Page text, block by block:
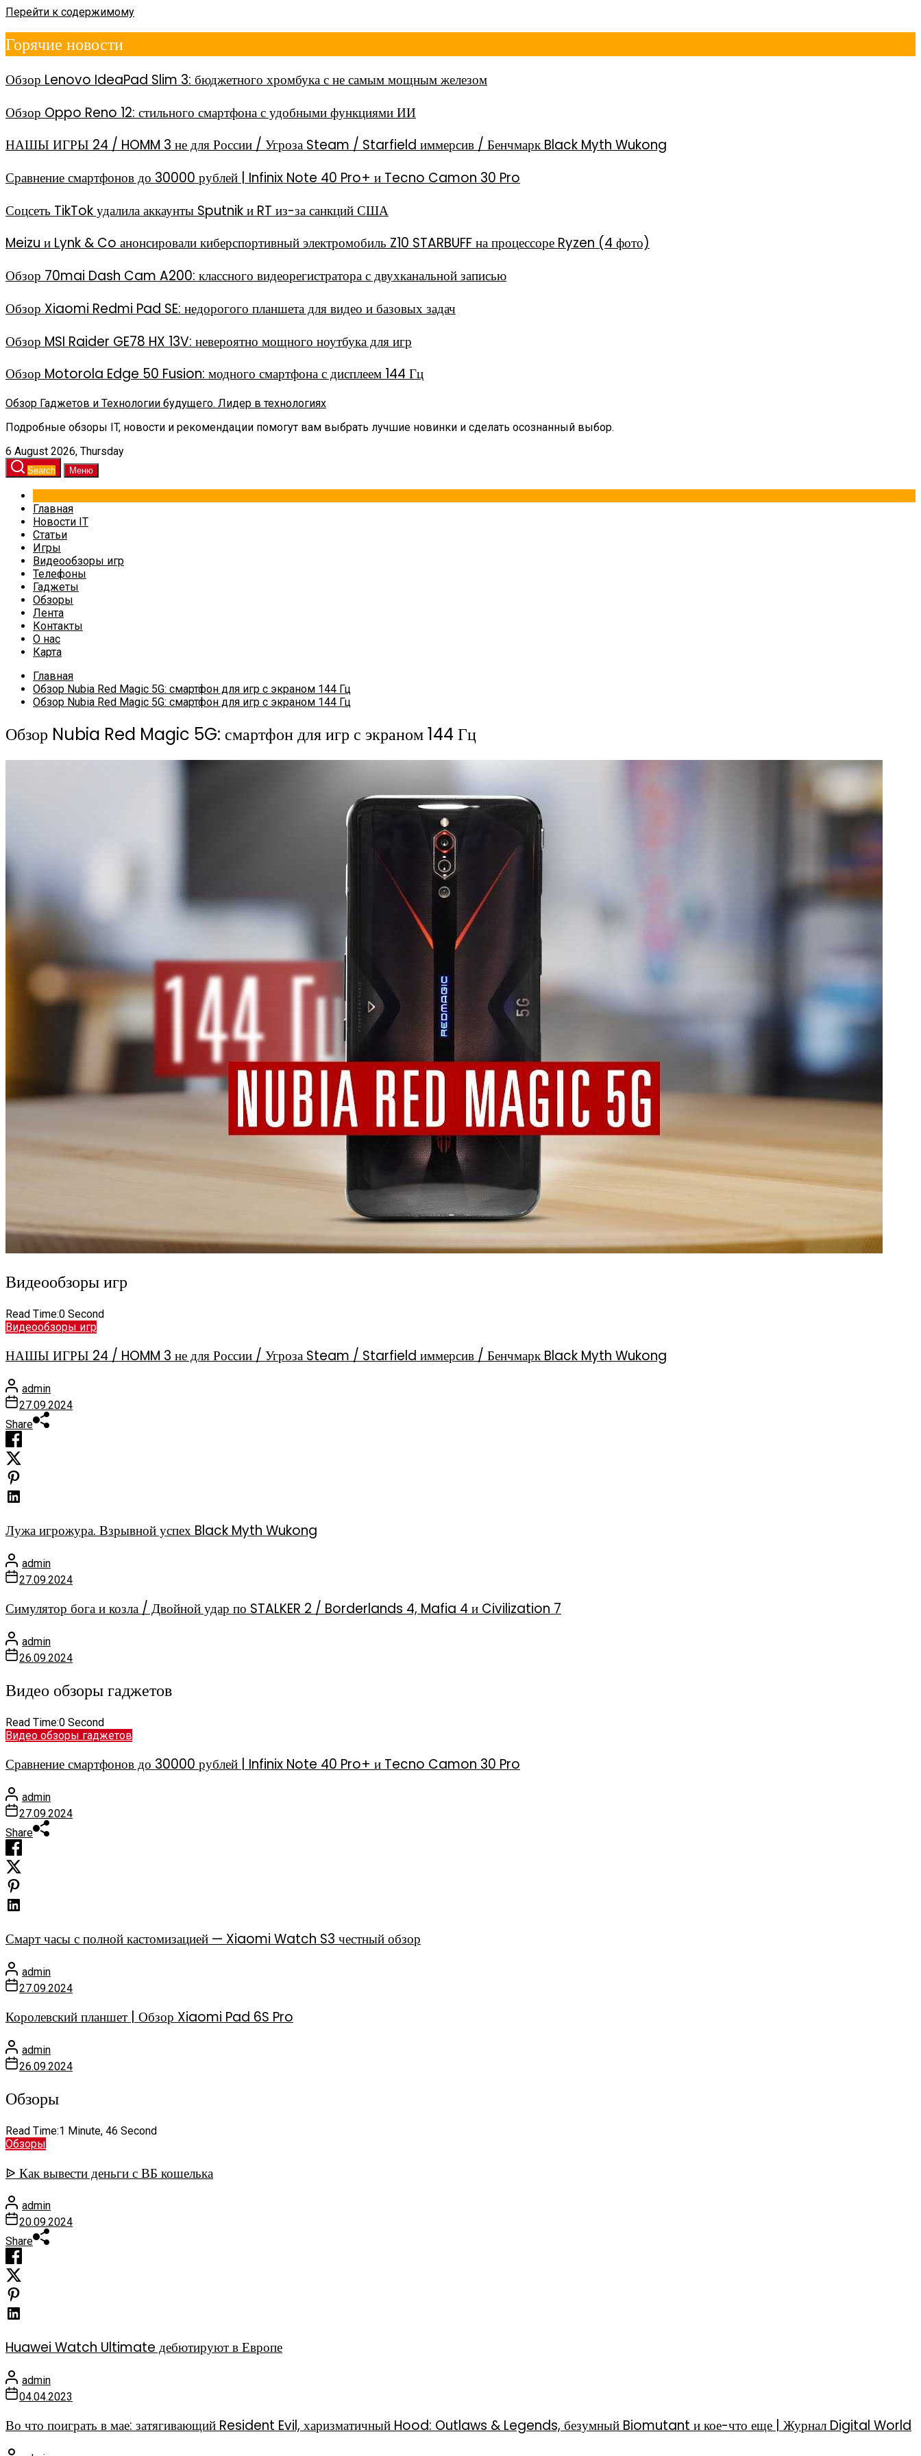
Перейти к содержимому
Горячие новости
Обзор Lenovo IdeaPad Slim 3: бюджетного хромбука с не самым мощным железом
Обзор Oppo Reno 12: стильного смартфона с удобными функциями ИИ
НАШЫ ИГРЫ 24 / HOMM 3 не для России / Угроза Steam / Starfield иммерсив / Бенчмарк Black Myth Wukong
Сравнение смартфонов до 30000 рублей | Infinix Note 40 Pro+ и Tecno Camon 30 Pro
Соцсеть TikTok удалила аккаунты Sputnik и RT из-за санкций США
Meizu и Lynk & Co анонсировали киберспортивный электромобиль Z10 STARBUFF на процессоре Ryzen (4 фото)
Обзор 70mai Dash Cam A200: классного видеорегистратора с двухканальной записью
Обзор Xiaomi Redmi Pad SE: недорогого планшета для видео и базовых задач
Обзор MSI Raider GE78 HX 13V: невероятно мощного ноутбука для игр
Обзор Motorola Edge 50 Fusion: модного смартфона с дисплеем 144 Гц
Обзор Гаджетов и Технологии будущего. Лидер в технологиях
Подробные обзоры IT, новости и рекомендации помогут вам выбрать лучшие новинки и сделать осознанный выбор.
6 August 2026, Thursday
Search Меню
Главная
Новости IT
Статьи
Игры
Видеообзоры игр
Телефоны
Гаджеты
Обзоры
Лента
Контакты
О нас
Карта
Главная
Обзор Nubia Red Magic 5G: смартфон для игр с экраном 144 Гц
Обзор Nubia Red Magic 5G: смартфон для игр с экраном 144 Гц
Обзор Nubia Red Magic 5G: смартфон для игр с экраном 144 Гц
Видеообзоры игр
Read Time:0 Second
Видеообзоры игр
НАШЫ ИГРЫ 24 / HOMM 3 не для России / Угроза Steam / Starfield иммерсив / Бенчмарк Black Myth Wukong
admin
27.09.2024
Share
Лужа игрожура. Взрывной успех Black Myth Wukong
admin
27.09.2024
Симулятор бога и козла / Двойной удар по STALKER 2 / Borderlands 4, Mafia 4 и Civilization 7
admin
26.09.2024
Видео обзоры гаджетов
Read Time:0 Second
Видео обзоры гаджетов
Сравнение смартфонов до 30000 рублей | Infinix Note 40 Pro+ и Tecno Camon 30 Pro
admin
27.09.2024
Share
Смарт часы с полной кастомизацией — Xiaomi Watch S3 честный обзор
admin
27.09.2024
Королевский планшет | Обзор Xiaomi Pad 6S Pro
admin
26.09.2024
Обзоры
Read Time:1 Minute, 46 Second
Обзоры
ᐉ Как вывести деньги с ВБ кошелька
admin
20.09.2024
Share
Huawei Watch Ultimate дебютируют в Европе
admin
04.04.2023
Во что поиграть в мае: затягивающий Resident Evil, харизматичный Hood: Outlaws & Legends, безумный Biomutant и кое-что еще | Журнал Digital World